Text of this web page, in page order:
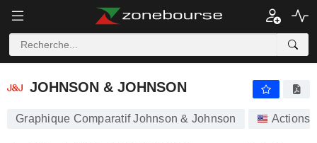
JOHNSON & JOHNSON
JOHNSON & JOHNSON
Graphique Comparatif Johnson & Johnson Actions